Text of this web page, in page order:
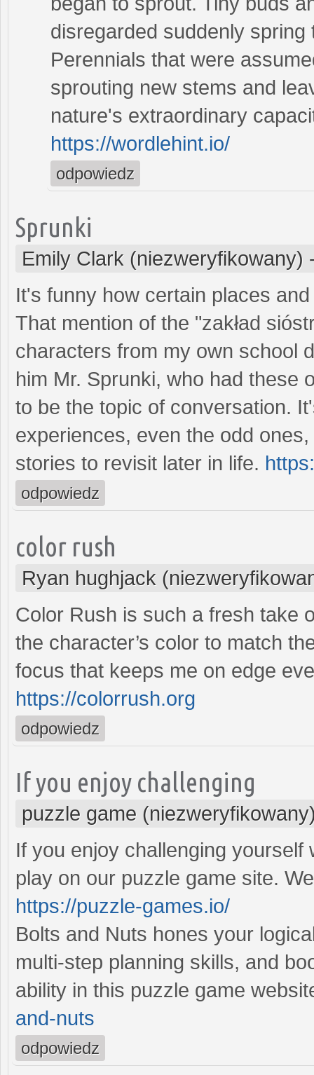
disregarded suddenly
Perennials that were
sprouting new stems and
nature's extraordinary
https://wordlehint.io/
odpowiedz
Sprunki
Emily Clark (niezweryfikowany)
It's funny how certain places
That mention of the "zakład
characters from my own school
him Mr. Sprunki, who had these
to be the topic of conversation.
experiences, even the odd
stories to revisit later in life.
odpowiedz
color rush
Ryan hughjack
Color Rush is such a fresh take
the character’s color to match
focus that keeps me on edge
https://colorrush.org
odpowiedz
If you enjoy challenging
puzzle game
If you enjoy challenging
play on our puzzle game site.
https://puzzle-games.io/
Bolts and Nuts hones your
multi‑step planning skills, and
ability in this puzzle game
and-nuts
odpowiedz